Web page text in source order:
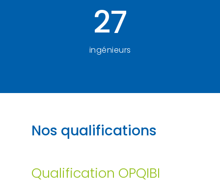
27
ingénieurs
Nos qualifications
Qualification OPQIBI